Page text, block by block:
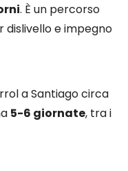
. È un percorso
dislivello e impegno
a Santiago circa
5-6 giornate, tra i